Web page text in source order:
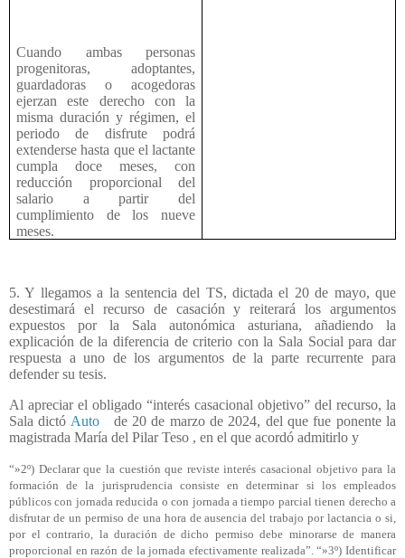
Cuando ambas personas
progenitoras, adoptantes,
guardadoras o acogedoras
ejerzan este derecho con la
misma duración y régimen, el
periodo de disfrute podrá
extenderse hasta que el lactante
cumpla doce meses, con
reducción proporcional del
salario a partir del
cumplimiento de los nueve
meses.
5. Y llegamos a la sentencia del TS, dictada el 20 de mayo, que
desestimará el recurso de casación y reiterará los argumentos
expuestos por la Sala autonómica asturiana, añadiendo la
explicación de la diferencia de criterio con la Sala Social para dar
respuesta a uno de los argumentos de la parte recurrente para
defender su tesis.
Al apreciar el obligado “interés casacional objetivo” del recurso, la
Sala dictó Auto
de 20 de marzo de 2024, del que fue ponente la
magistrada María del Pilar Teso , en el que acordó admitirlo y
“»2º) Declarar que la cuestión que reviste interés casacional objetivo para la
formación de la jurisprudencia consiste en determinar si los empleados
públicos con jornada reducida o con jornada a tiempo parcial tienen derecho a
disfrutar de un permiso de una hora de ausencia del trabajo por lactancia o si,
por el contrario, la duración de dicho permiso debe minorarse de manera
proporcional en razón de la jornada efectivamente realizada”. “»3º) Identificar